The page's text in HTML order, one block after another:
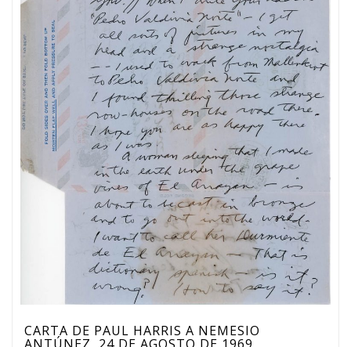
CARTA DE PAUL HARRIS A NEMESIO